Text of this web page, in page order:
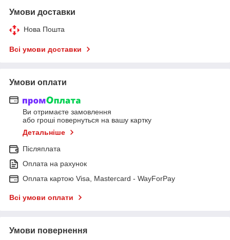
Умови доставки
Нова Пошта
Всі умови доставки
Умови оплати
Ви отримаєте замовлення
або гроші повернуться на вашу картку
Детальніше
Післяплата
Оплата на рахунок
Оплата картою Visa, Mastercard - WayForPay
Всі умови оплати
Умови повернення